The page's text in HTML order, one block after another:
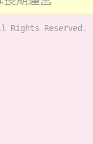
Rights Reserved.